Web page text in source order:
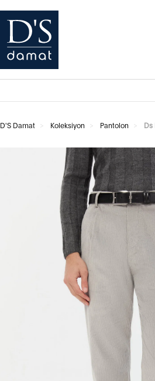
D'S Damat Koleksiyon Pantolon Ds